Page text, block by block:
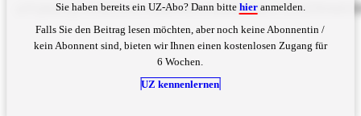
Sie haben bereits ein UZ-Abo? Dann bitte hieranmelden.
Falls Sie den Beitrag lesen möchten, aber noch keine Abonnentin /
kein Abonnent sind, bieten wir Ihnen einen kostenlosen Zugang für
6 Wochen.
UZ kennenlernen